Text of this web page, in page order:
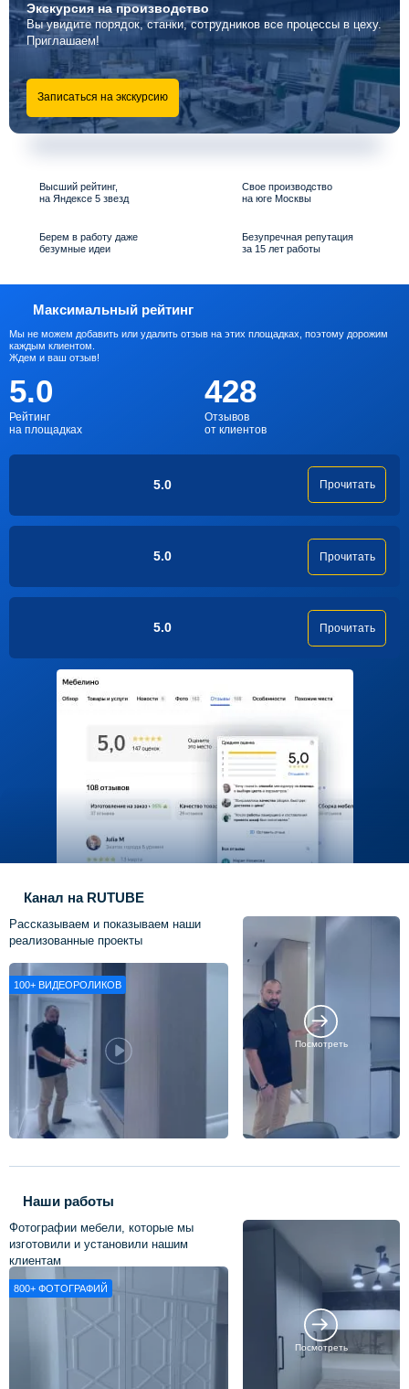
Высший рейтинг,
на Яндексе 5 звезд
Свое производство
на юге Москвы
Берем в работу даже
безумные идеи
Безупречная репутация
за 15 лет работы
Экскурсияна производство
Вы увидите порядок, станки, сотрудников все процессы в цеху.
Приглашаем!
Записаться на экскурсию
Максимальный рейтинг
Мы не можем добавить или удалить отзыв на этих площадках, поэтому дорожим
каждым клиентом.
Ждем и ваш отзыв!
5.0
Рейтинг
на площадках
428
Отзывов
от клиентов
5.0 Прочитать
5.0 Прочитать
5.0 Прочитать
Канал на RUTUBE
Рассказываем и показываем наши
реализованные проекты
100+ ВИДЕОРОЛИКОВ
Посмотреть
Наши работы
Фотографии мебели, которые мы
изготовили и установили нашим
клиентам
800+ ФОТОГРАФИЙ
Посмотреть